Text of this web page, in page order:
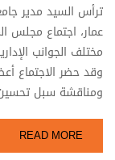
ترأس السيد مدير
عمار، اجتماع مجلس
مختلف الجوانب
وقد حضر الاجتماع
ومناقشة سبل
READ MORE